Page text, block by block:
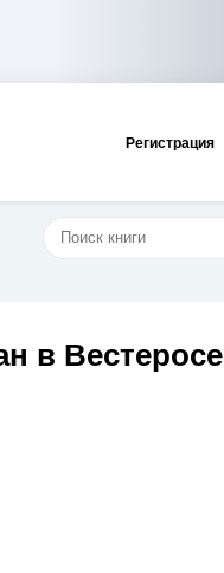
Регистрация
в Вестеросе